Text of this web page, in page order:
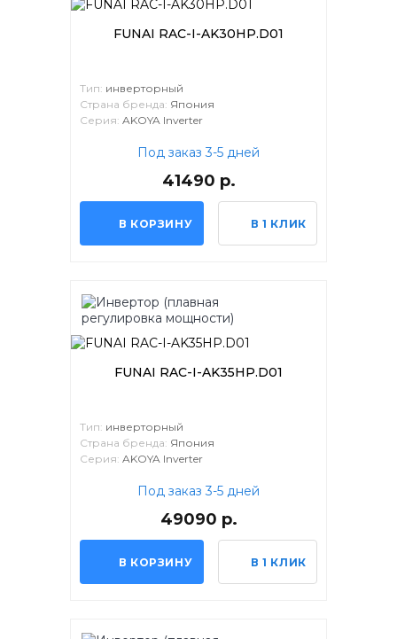
FUNAI RAC-I-AK30HP.D01
Тип: инверторный
Страна бренда: Япония
Серия: AKOYA Inverter
Под заказ 3-5 дней
41490 р.
В КОРЗИНУ В 1 КЛИК
FUNAI RAC-I-AK35HP.D01
Тип: инверторный
Страна бренда: Япония
Серия: AKOYA Inverter
Под заказ 3-5 дней
49090 р.
В КОРЗИНУ В 1 КЛИК